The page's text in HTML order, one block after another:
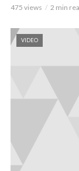
475 views 2 min
VIDEO